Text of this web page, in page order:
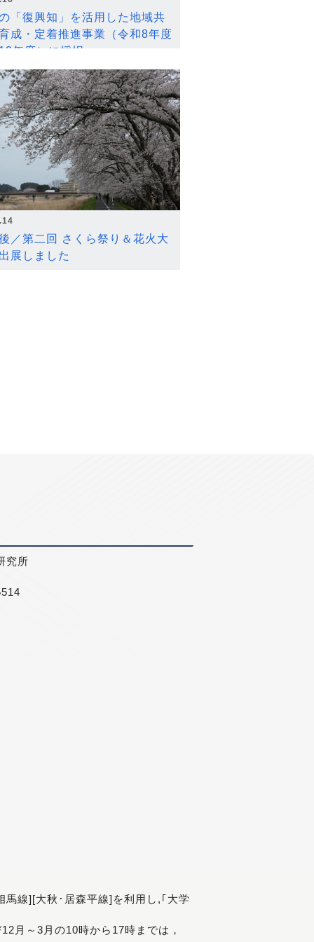
「復興知」を活用した地域共
成・定着推進事業（令和8年度
年度）に採択
／第二回 さくら祭り＆花火大
展しました
究所
線][大秋･居森平線]を利用し,｢大学
月～3月の10時から17時までは，